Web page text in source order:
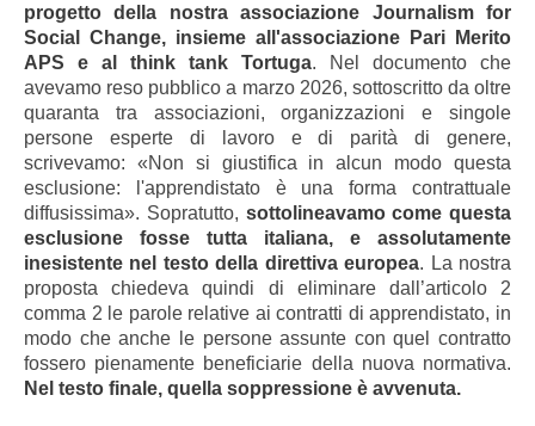
progetto della nostra associazione Journalism for
Social Change, insieme all'associazione Pari Merito
APS e al think tank Tortuga. Nel documento che
avevamo reso pubblico a marzo 2026, sottoscritto da oltre
quaranta tra associazioni, organizzazioni e singole
persone esperte di lavoro e di parità di genere,
scrivevamo: «Non si giustifica in alcun modo questa
esclusione: l'apprendistato è una forma contrattuale
diffusissima». Sopratutto, sottolineavamo come questa
esclusione fosse tutta italiana, e assolutamente
inesistente nel testo della direttiva europea. La nostra
proposta chiedeva quindi di eliminare dall’articolo 2
comma 2 le parole relative ai contratti di apprendistato, in
modo che anche le persone assunte con quel contratto
fossero pienamente beneficiarie della nuova normativa.
Nel testo finale, quella soppressione è avvenuta.